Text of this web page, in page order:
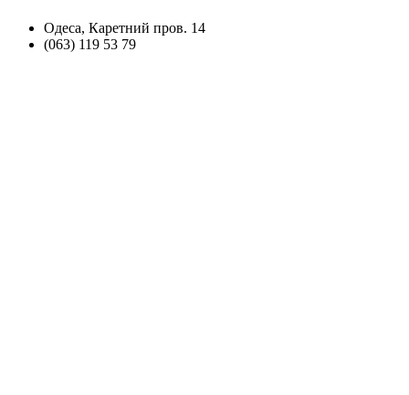
Одеса, Каретний пров. 14
(063) 119 53 79